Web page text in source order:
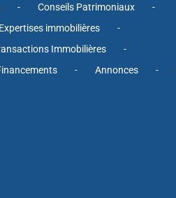
Conseils Patrimoniaux
Expertises immobilières
Immobilières
Annonces